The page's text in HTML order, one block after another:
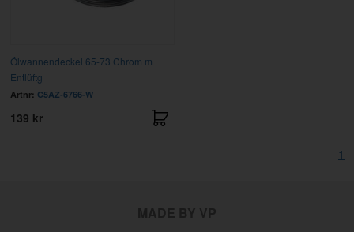
Ölwannendeckel 65-73 Chrom m
Entlüftg
Artnr: C5AZ-6766-W
139 kr
1